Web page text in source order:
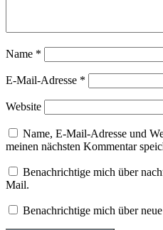
Name *
E-Mail-Adresse *
Website
Name, E-Mail-Adresse und
meinen nächsten Kommentar
Benachrichtige mich über
Mail.
Benachrichtige mich über